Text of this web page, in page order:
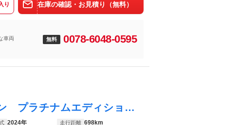
り 在庫の確認・お見積り（無料）
車両
無料 0078-6048-0595
ゴルフヴァリアント ｅＴＳＩ Ｒライン プラチナムエディション 横滑り防止装置 盗難防止システム スマートエントリー 記録簿 アルミホイール エアバッグ キーレスエントリー パワーウィンドウ パワーステアリング ＡＢＳ オートエアコン シートヒーター ＥＴＣ
2024年 走行距離 698km